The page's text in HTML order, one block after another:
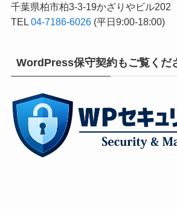
千葉県柏市柏3-3-19かざりやビル202
TEL 04-7186-6026(平日9:00-18:00)
WordPress保守契約もご覧くだ